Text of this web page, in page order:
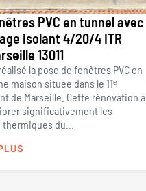
PVC en tunnel avec
isolant 4/20/4 ITR
13011
la pose de fenêtres PVC en
maison située dans le 11ᵉ
de Marseille. Cette rénovation a
significativement les
du...